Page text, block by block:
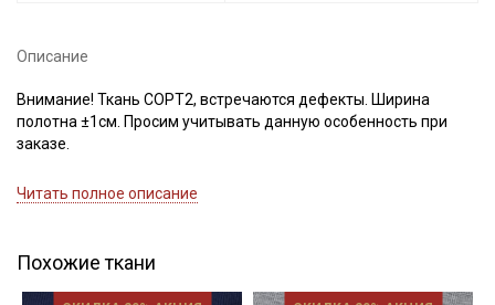
Описание
Внимание! Ткань СОРТ2, встречаются дефекты. Ширина
полотна ±1см. Просим учитывать данную особенность при
заказе.
Кашкорсе (без начеса) - это трикотажное полотно с
увидеть переплетение изнаночных и лицевых петель, что
основе хлопчатобумажного сырья с добавкой лайкры и
Читать полное описание
Похожие ткани
Ознакомлен(а) сПолитикой обработки персональных
данныхи даюСогласие на обработку персональных
информационных рассылок